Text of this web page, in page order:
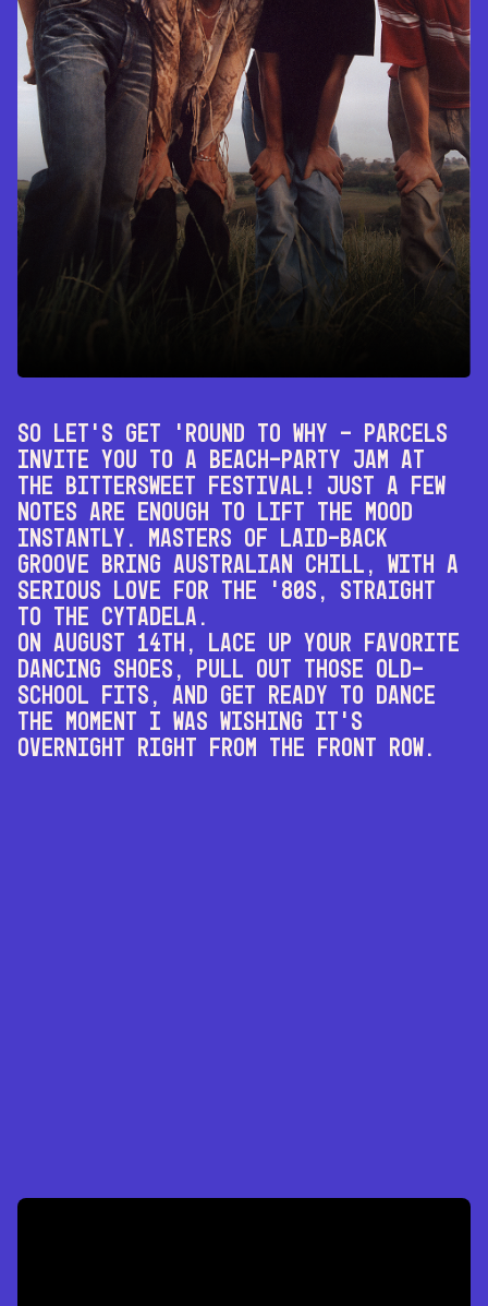
So let’s get ’round to why – Parcels
invite you to a beach-party jam at
the BitterSweet Festival! Just a few
notes are enough to lift the mood
instantly. Masters of laid-back
groove bring Australian chill, with a
serious love for the ’80s, straight
to the Cytadela.
On August 14th, lace up your favorite
dancing shoes, pull out those old-
school fits, and get ready to dance
the moment I was wishing it’s
overnight right from the front row.